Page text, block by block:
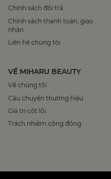
Chính sách đổi trả
Chính sách thanh toán, giao
nhận
Liên hệ chúng tôi
VỀ MIHARU BEAUTY
Về chúng tôi
Câu chuyện thương hiệu
Giá trị cốt lõi
Trách nhiệm cộng đồng